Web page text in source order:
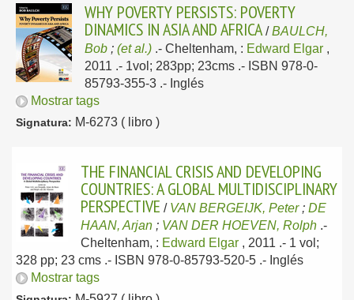
WHY POVERTY PERSISTS: POVERTY
DINAMICS IN ASIA AND AFRICA /BAULCH,
Bob ; (et al.) .- Cheltenham, : Edward Elgar ,
2011 .- 1vol; 283pp; 23cms .- ISBN 978-0-
85793-355-3 .- Inglés
Mostrar tags
Signatura: M-6273 ( libro )
THE FINANCIAL CRISIS AND DEVELOPING
COUNTRIES: A GLOBAL MULTIDISCIPLINARY
PERSPECTIVE / VAN BERGEIJK, Peter; DE
HAAN, Arjan ; VAN DER HOEVEN, Rolph .-
Cheltenham, : Edward Elgar , 2011 .- 1 vol;
328 pp; 23 cms .- ISBN 978-0-85793-520-5 .- Inglés
Mostrar tags